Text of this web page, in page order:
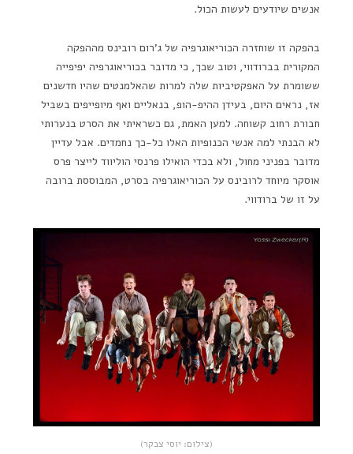
אנשים שיודעים לעשות הכול.
בהפקה זו שוחזרה הכוריאוגרפיה של ג'רום רובינס מההפקה
המקורית בברודווי, וטוב שכך, כי מדובר בכוריאוגרפיה יפיפייה
ששומרת על האפקטיביות שלה למרות שהאלמנטים שהיו חדשנים
אז, נראים היום, בעידן ההיפ-הופ, בנאליים ואף מיופייפים בשביל
חבורת רחוב קשוחה. למען האמת, גם כשראיתי את הסרט בנערותי
לא הבנתי למה אנשי הכנופיות האלו כל-כך נחמדים. אבל עדיין
מדובר בפניני מחול, ולא בכדי הואילו פרנסי הוליווד לייצר פרס
אוסקר מיוחד לרובינס על הכוריאוגרפיה בסרט, המבוססת ברובה
על זו של ברודווי.
(צילום: יוסי צבקר)